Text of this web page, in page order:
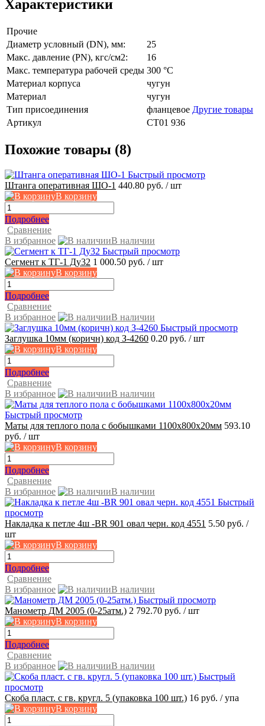
Характеристики
Прочие
Диаметр условный (DN), мм:
25
Макс. давление (PN), кгс/см2:
16
Макс. температура рабочей среды 300 °C
Материал корпуса
чугун
Материал
чугун
Тип присоединения
фланцевое Другие товары
Артикул
СТ01 936
Похожие товары (8)
Быстрый просмотр
Штанга оперативная ШО-1 440.80 руб. / шт
В корзину
Подробнее
Сравнение
В избранное
В наличии
Быстрый просмотр
Сегмент к ТГ-1 Ду32 1 000.50 руб. / шт
В корзину
Подробнее
Сравнение
В избранное
В наличии
Быстрый просмотр
Заглушка 10мм (коричн) код З-4260 0.20 руб. / шт
В корзину
Подробнее
Сравнение
В избранное
В наличии
Быстрый просмотр
Маты для теплого пола с бобышками 1100х800х20мм 593.10
руб. / шт
В корзину
Подробнее
Сравнение
В избранное
В наличии
Быстрый
просмотр
Накладка к петле 4ш -ВR 901 овал черн. код 4551 5.50 руб. /
шт
В корзину
Подробнее
Сравнение
В избранное
В наличии
Быстрый просмотр
Манометр ДМ 2005 (0-25атм.) 2 792.70 руб. / шт
В корзину
Подробнее
Сравнение
В избранное
В наличии
Быстрый
просмотр
Скоба пласт. с гв. кругл. 5 (упаковка 100 шт.) 16 руб. / упа
В корзину